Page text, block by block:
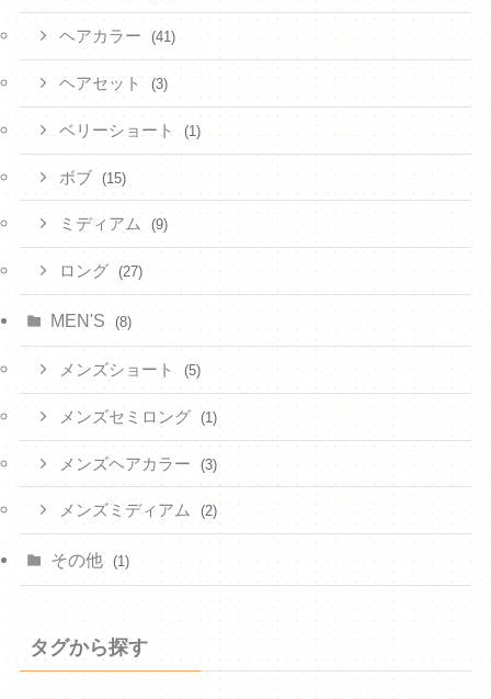
ヘアカラー (41)
ヘアセット (3)
ベリーショート (1)
ボブ (15)
ミディアム (9)
ロング (27)
MEN'S (8)
メンズショート (5)
メンズセミロング (1)
メンズヘアカラー (3)
メンズミディアム (2)
その他 (1)
タグから探す